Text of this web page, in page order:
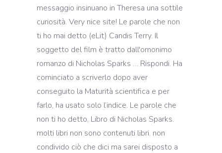
messaggio insinuano in Theresa una sottile
curiosità. Very nice site! Le parole che non
ti ho mai detto (eLit) Candis Terry. Il
soggetto del film è tratto dall'omonimo
romanzo di Nicholas Sparks … Rispondi. Ha
cominciato a scriverlo dopo aver
conseguito la Maturità scientifica e per
farlo, ha usato solo l’indice. Le parole che
non ti ho detto, Libro di Nicholas Sparks.
molti libri non sono contenuti libri. non
condivido ciò che dici ma sarei disposto a